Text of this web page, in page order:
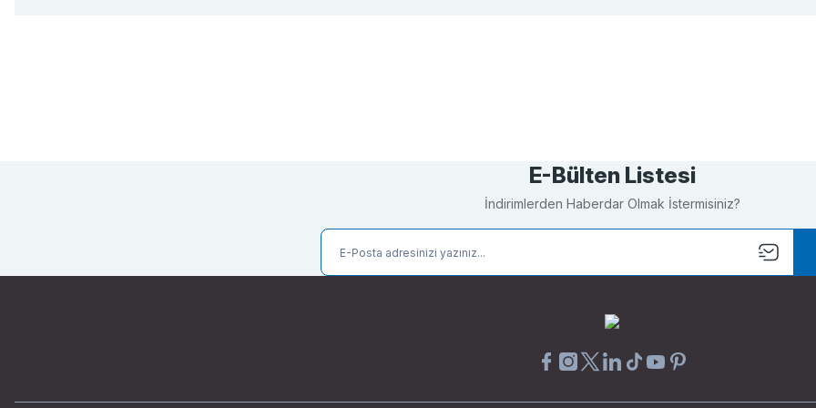
E-Bülten Listesi
İndirimlerden Haberdar Olmak İstermisiniz?